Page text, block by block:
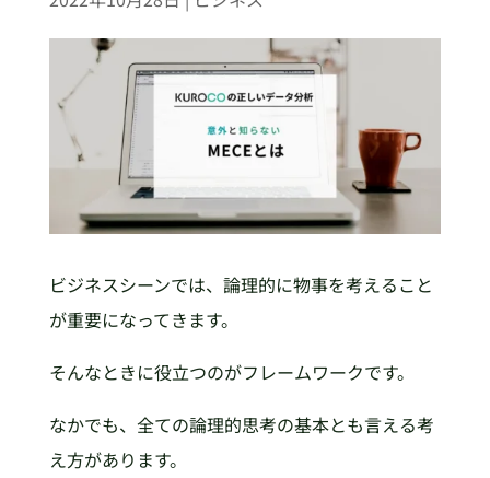
ビジネスシーンでは、論理的に物事を考えること
が重要になってきます。
そんなときに役立つのがフレームワークです。
なかでも、全ての論理的思考の基本とも言える考
え方があります。